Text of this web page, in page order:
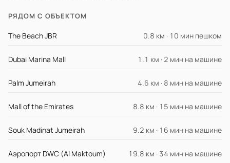
РЯДОМ С ОБЪЕКТОМ
The Beach JBR 0.8 км · 10 мин пешком
Dubai Marina Mall 1.1 км · 2 мин на машине
Palm Jumeirah 4.6 км · 8 мин на машине
Mall of the Emirates 8.8 км · 15 мин на машине
Souk Madinat Jumeirah 9.2 км · 16 мин на машине
Аэропорт DWC (Al Maktoum) 19.8 км · 34 мин на машине